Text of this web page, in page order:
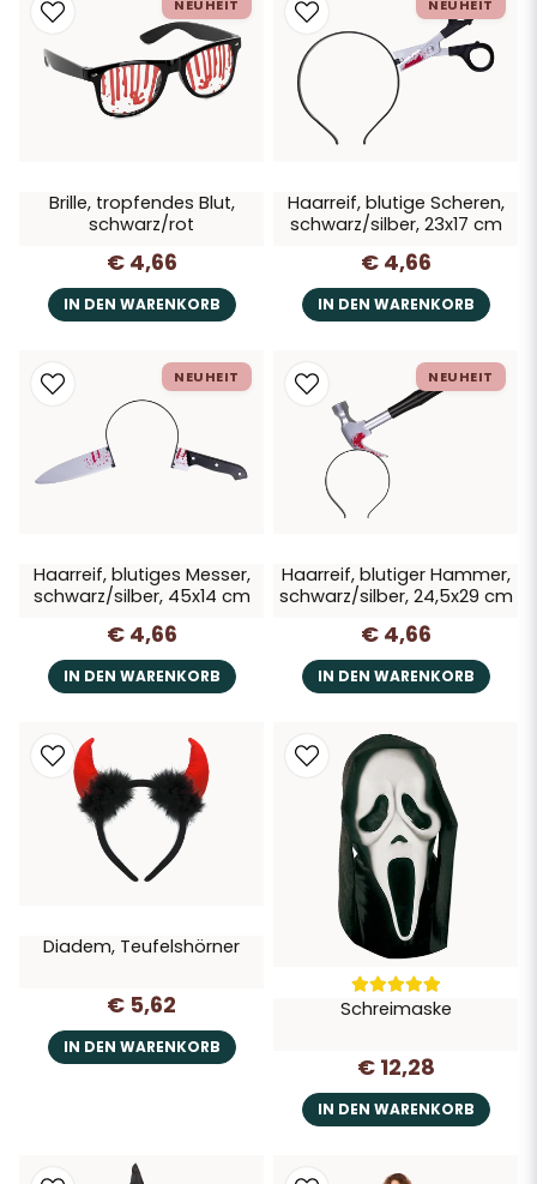
Brille, tropfendes Blut,
schwarz/rot
€ 4,66
IN DEN WARENKORB
NEUHEIT
Haarreif, blutige Scheren,
schwarz/silber, 23x17 cm
€ 4,66
IN DEN WARENKORB
NEUHEIT
Haarreif, blutiges Messer,
schwarz/silber, 45x14 cm
€ 4,66
IN DEN WARENKORB
NEUHEIT
Haarreif, blutiger Hammer,
schwarz/silber, 24,5x29 cm
€ 4,66
IN DEN WARENKORB
NEUHEIT
Diadem, Teufelshörner
€ 5,62
IN DEN WARENKORB
Schreimaske
€ 12,28
IN DEN WARENKORB